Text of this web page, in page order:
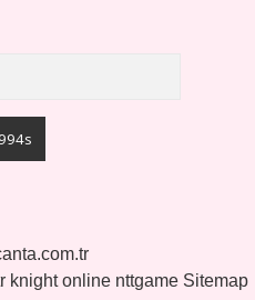
knight online nttgame Sitemap